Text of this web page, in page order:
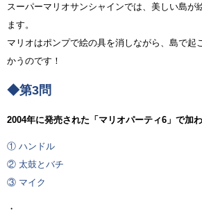
スーパーマリオサンシャインでは、美しい島が
ます。
マリオはポンプで絵の具を消しながら、島で起
かうのです！
◆第3問
2004年に発売された「マリオパーティ6」で加
① ハンドル
② 太鼓とバチ
③ マイク
・